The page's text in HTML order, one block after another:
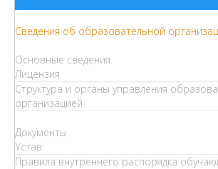
Сведения об образовательной
Основные сведения
Лицензия
Структура и органы управления
организацией
Документы
Устав
Правила внутреннего распорядка